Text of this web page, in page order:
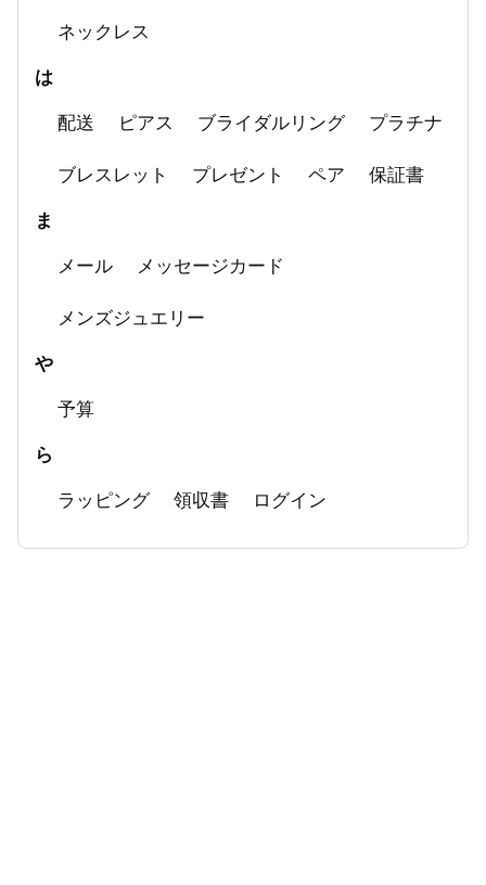
ネックレス
は
配送 ピアス ブライダルリング
プラチナ
ブレスレット
プレゼント ペア 保証書
ま
メール
メッセージカード
メンズジュエリー
や
予算
ら
ラッピング 領収書 ログイン